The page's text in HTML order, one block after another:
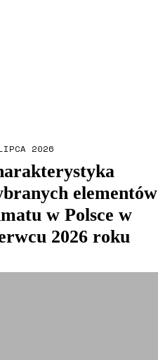
2026
elementów
w Polsce w
2026 roku